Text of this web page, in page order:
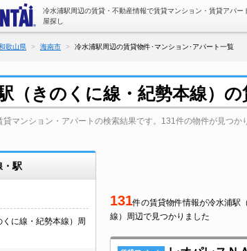
冷水浦駅周辺の賃貸・不動産情報で賃貸マンション・賃貸アパー
屋探し
歌山県 海南市 冷水浦駅周辺の賃貸物件･マンション･アパート一覧
（きのくに線・紀勢本線）
貸マンション・アパートの検索結果です。131件の物件が見つか
・駅
に線・紀勢本線）周
131件の賃貸物件情報が冷水浦駅
線）周辺で見つかりました